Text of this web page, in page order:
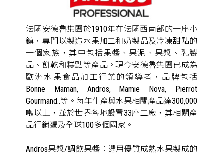
法國安德魯集團於1910年在法國西南部的一座小
鎮，專門以製造水果加工和奶製品及冷凍甜點的
一個家族，其中包括果醬、果泥、果漿、乳製
品、餅乾和糕點等產品。現今安德魯集團已成為
歐洲水果食品加工行業的領導者，品牌包括
Bonne Maman, Andros, Mamie Nova, Pierrot
Gourmand..等。每年生產與水果相關產品達300,000
噸以上，並於世界各地設置33座工廠，其相關產
品行銷遍及全球100多個國家。
Andros果漿/調飲果醬：選用優質成熟水果製成的